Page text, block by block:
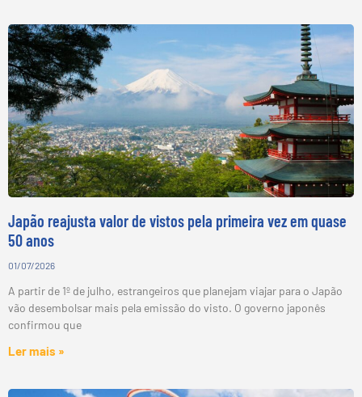
Japão reajusta valor de vistos pela primeira vez em quase
50 anos
01/07/2026
A partir de 1º de julho, estrangeiros que planejam viajar para o Japão
vão desembolsar mais pela emissão do visto. O governo japonês
confirmou que
Ler mais »